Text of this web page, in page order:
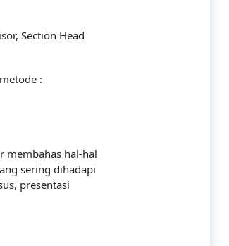
Section Head
:
membahas hal-hal
sering dihadapi
presentasi